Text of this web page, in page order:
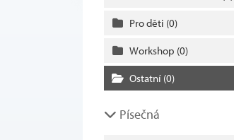
Pro děti (0)
Workshop (0)
Ostatní (0)
Písečná